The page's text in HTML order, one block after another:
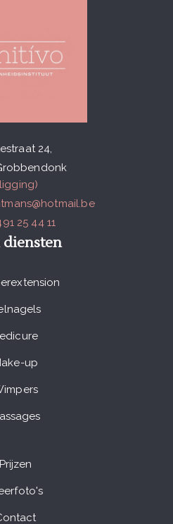
24,
25 44 11
up
Prijzen